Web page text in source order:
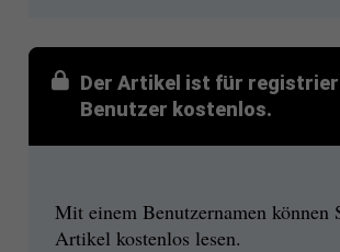
Der Artikel ist für
Benutzer kostenlos.
Mit einem Benutzernamen können
Artikel kostenlos lesen.